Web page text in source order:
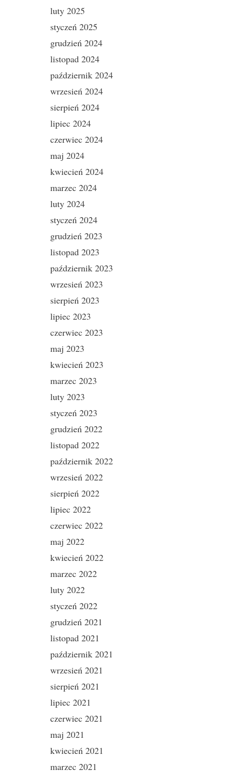
luty 2025
styczeń 2025
grudzień 2024
listopad 2024
październik 2024
wrzesień 2024
sierpień 2024
lipiec 2024
czerwiec 2024
maj 2024
kwiecień 2024
marzec 2024
luty 2024
styczeń 2024
grudzień 2023
listopad 2023
październik 2023
wrzesień 2023
sierpień 2023
lipiec 2023
czerwiec 2023
maj 2023
kwiecień 2023
marzec 2023
luty 2023
styczeń 2023
grudzień 2022
listopad 2022
październik 2022
wrzesień 2022
sierpień 2022
lipiec 2022
czerwiec 2022
maj 2022
kwiecień 2022
marzec 2022
luty 2022
styczeń 2022
grudzień 2021
listopad 2021
październik 2021
wrzesień 2021
sierpień 2021
lipiec 2021
czerwiec 2021
maj 2021
kwiecień 2021
marzec 2021